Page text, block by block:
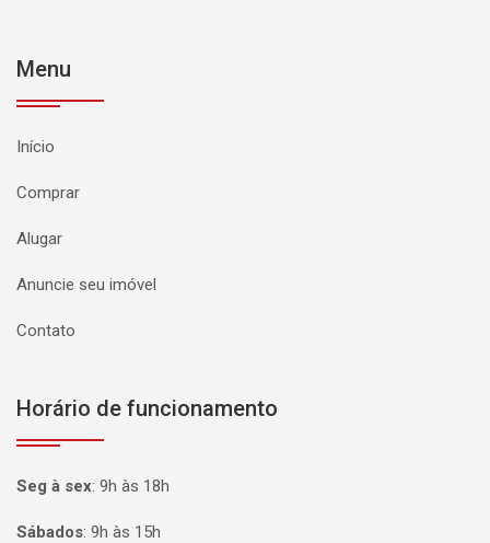
Menu
Início
Comprar
Alugar
Anuncie seu imóvel
Contato
Horário de funcionamento
Seg à sex: 9h às 18h
Sábados: 9h às 15h